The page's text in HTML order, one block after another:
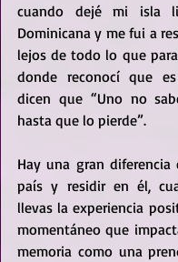
cuando dejé mi isla
Dominicana y me fui a
lejos de todo lo que
donde reconocí que
dicen que “Uno no
hasta que lo pierde”.
Hay una gran
país y residir en él,
llevas la experiencia
momentáneo que
memoria como una